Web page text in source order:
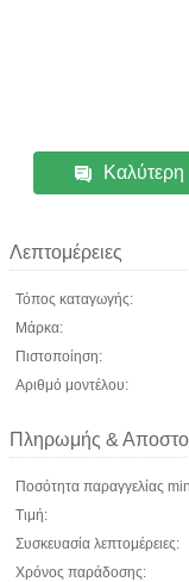
Καλύτερη
Λεπτομέρειες
Τόπος καταγωγής:
Μάρκα:
Πιστοποίηση:
Αριθμό μοντέλου:
Πληρωμής &
Ποσότητα παραγγελίας
Τιμή:
Συσκευασία λεπτομέρειες:
Χρόνος παράδοσης: